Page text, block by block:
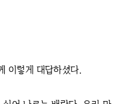
이렇게 대답하셨다.